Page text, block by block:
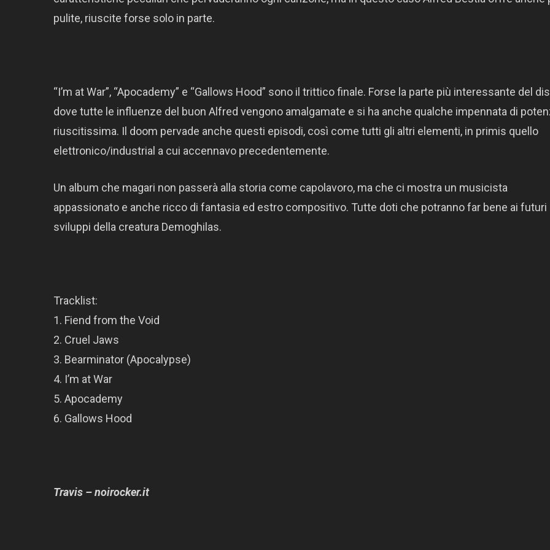
pulite, riuscite forse solo in parte.
“I’m at War”, “Apocademy” e “Gallows Hood” sono il trittico finale. Forse la parte più interessante del
dove tutte le influenze del buon Alfred vengono amalgamate e si ha anche qualche impennata di
riuscitissima. Il doom pervade anche questi episodi, così come tutti gli altri elementi, in primis quello
elettronico/industrial a cui accennavo precedentemente.
Un album che magari non passerà alla storia come capolavoro, ma che ci mostra un musicista
appassionato e anche ricco di fantasia ed estro compositivo. Tutte doti che potranno far bene ai futuri
sviluppi della creatura Demoghilas.
Tracklist:
1. Fiend from the Void
2. Cruel Jaws
3. Bearminator (Apocalypse)
4. I’m at War
5. Apocademy
6. Gallows Hood
Travis – noirocker.it